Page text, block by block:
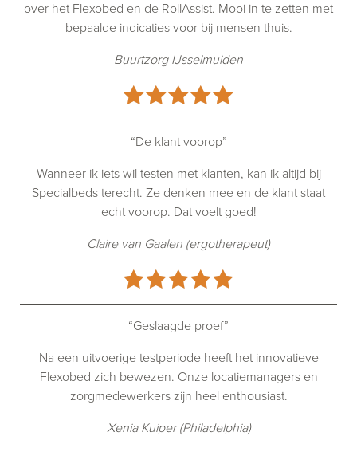
over het Flexobed en de RollAssist. Mooi in te zetten met
bepaalde indicaties voor bij mensen thuis.
Buurtzorg IJsselmuiden
“De klant voorop”
Wanneer ik iets wil testen met klanten, kan ik altijd bij
Specialbeds terecht. Ze denken mee en de klant staat
echt voorop. Dat voelt goed!
Claire van Gaalen (ergotherapeut)
“Geslaagde proef”
Na een uitvoerige testperiode heeft het innovatieve
Flexobed zich bewezen. Onze locatiemanagers en
zorgmedewerkers zijn heel enthousiast.
Xenia Kuiper (Philadelphia)